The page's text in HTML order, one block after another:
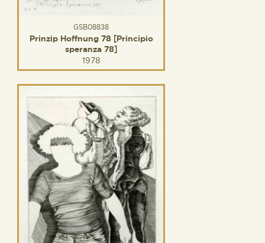
GSB08838
Prinzip Hoffnung 78 [Principio
speranza 78]
1978